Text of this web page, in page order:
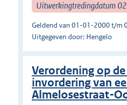
Uitwerkingtredingdatum
Geldend van 01-01-2000 t/m
Uitgegeven door: Hengelo
Verordening op
invordering van
Almelosestraat-